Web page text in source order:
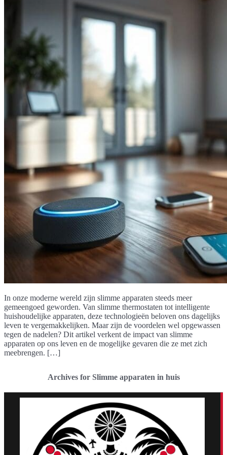
In onze moderne wereld zijn slimme apparaten steeds meer
gemeengoed geworden. Van slimme thermostaten tot intelligente
huishoudelijke apparaten, deze technologieën beloven ons dagelijks
leven te vergemakkelijken. Maar zijn de voordelen wel opgewassen
tegen de nadelen? Dit artikel verkent de impact van slimme
apparaten op ons leven en de mogelijke gevaren die ze met zich
meebrengen. […]
Archives for Slimme apparaten in huis